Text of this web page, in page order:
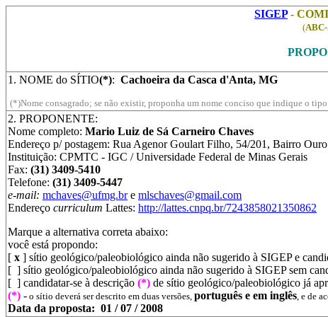
SIGEP-
(
1. NOME do SÍTIO(*): Cachoeira da Casca d'Anta, MG
(*)Nome consagrado; se não existir, proponha um nome conciso que indique o
2. PROPONENTE:
Nome completo: Mario Luiz de Sá Carneiro Chaves
Endereço p/ postagem: Rua Agenor Goulart Filho, 54/201, Bairro
Instituição: CPMTC - IGC / Universidade Federal de Minas Gerais
Fax: (31) 3409-5410
Telefone: (31) 3409-5447
e-mail: mchaves@ufmg.bre mlschaves@gmail.com
Endereço curriculum Lattes: http://lattes.cnpq.br/7243858021350862
Marque a alternativa correta abaixo:
você está propondo:
[ x ] sítio geológico/paleobiológico ainda não sugerido à SIGEP e
[ ] sítio geológico/paleobiológico ainda não sugerido à SIGEP sem
[ ] candidatar-se à descrição (*) de sítio geológico/paleobiológico já
(*) - o sítio deverá ser descrito em duas versões, português e em inglês, e de
Data da proposta: 01 / 07 / 2008